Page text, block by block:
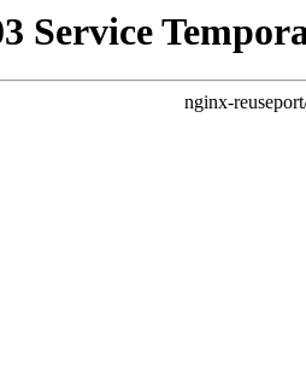
Service
nginx-